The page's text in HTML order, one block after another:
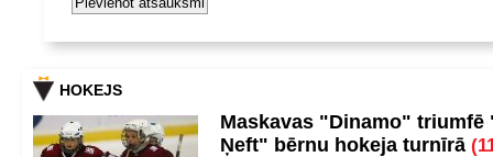
HOKEJS
Maskavas "Dinamo" triumfē
Ņeft" bērnu hokeja turnīrā